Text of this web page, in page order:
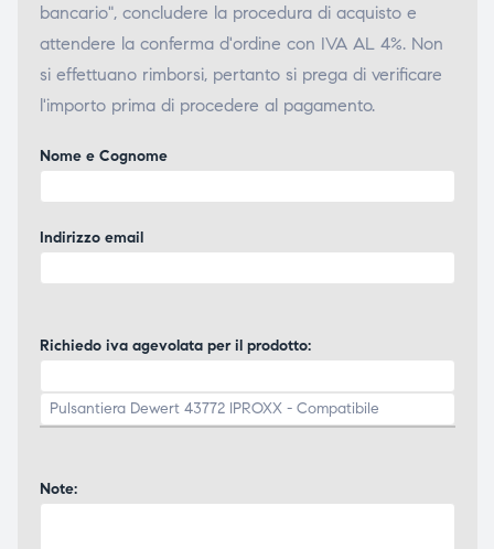
bancario", concludere la procedura di acquisto e
attendere la conferma d'ordine con IVA AL 4%. Non
si effettuano rimborsi, pertanto si prega di verificare
l'importo prima di procedere al pagamento.
Nome e Cognome
Indirizzo email
Richiedo iva agevolata per il prodotto:
Note: